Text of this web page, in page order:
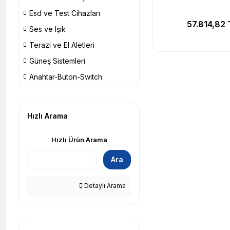
Esd ve Test Cihazları
Ses ve Işık
Terazi ve El Aletleri
Güneş Sistemleri
Anahtar-Buton-Switch
Hızlı Arama
Hızlı Ürün Arama
Ara
Detaylı Arama
57.814,82